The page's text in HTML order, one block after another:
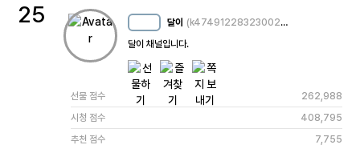
25 달이 (k4749122832300220524)
달이 채널입니다.
선물 점수
262,988
시청 점수
408,795
추천 점수
7,755